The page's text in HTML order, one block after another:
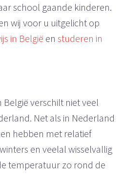
school gaande kinderen.
wij voor u uitgelicht op
in België en studeren in
verschilt niet veel
Net als in Nederland
hebben met relatief
en veelal wisselvallig
temperatuur zo rond de